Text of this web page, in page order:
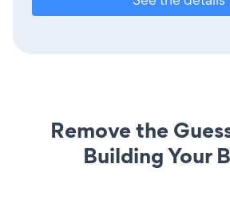
Remove the
Building Your